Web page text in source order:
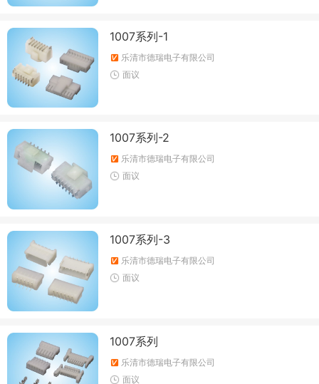
1007系列-1
乐清市德瑞电子有限公司
面议
1007系列-2
乐清市德瑞电子有限公司
面议
1007系列-3
乐清市德瑞电子有限公司
面议
1007系列
乐清市德瑞电子有限公司
面议